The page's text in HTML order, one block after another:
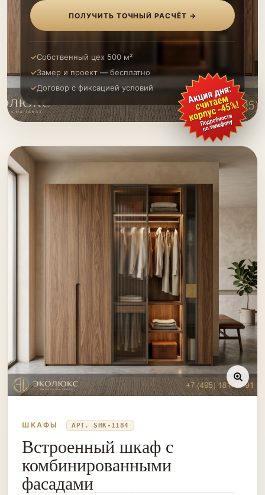
ПОЛУЧИТЬ ТОЧНЫЙ РАСЧЁТ →
Собственный цех 500 м²
Замер и проект — бесплатно
Договор с фиксацией условий
ШКАФЫ АРТ. SHK-1184
Встроенный шкаф с
комбинированными
фасадами